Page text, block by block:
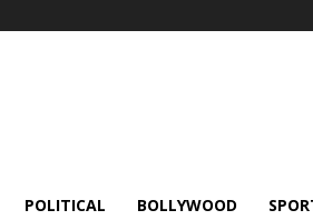
POLITICAL BOLLYWOOD